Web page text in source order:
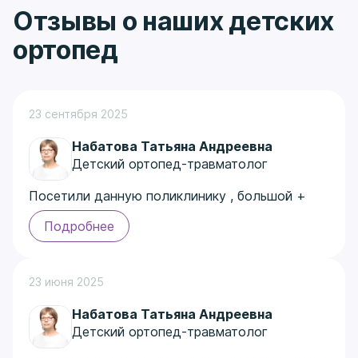
Отзывы о наших детских
ортопед
23 сентября 2025
Набатова Татьяна Андреевна
Детский ортопед-травматолог
Посетили данную поликлинику , большой +
что есть парковка , что не мало важно , очень
чисто , приветливый персонал , были у
интересующие вопоосы .Рекомендуем
Автор отзыва: Алина Иванова
Отзыв на Яндекс картах
Подробнее
23 июня 2025
Набатова Татьяна Андреевна
Детский ортопед-травматолог